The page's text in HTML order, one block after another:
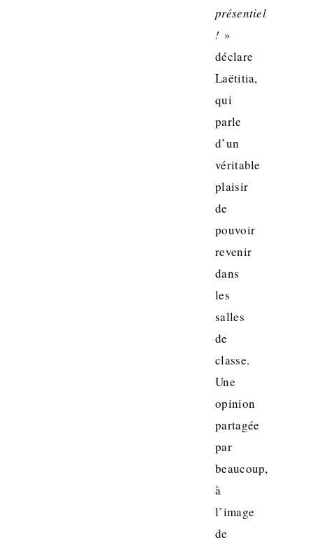
présentiel
! »
déclare
Laëtitia,
qui
parle
d’un
véritable
plaisir
de
pouvoir
revenir
dans
les
salles
de
classe.
Une
opinion
partagée
par
beaucoup,
à
l’image
de